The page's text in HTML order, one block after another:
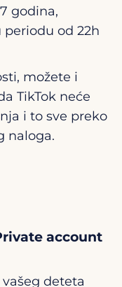
godina,
od 22h
možete i
TikTok neće
i to sve preko
naloga.
account
deteta